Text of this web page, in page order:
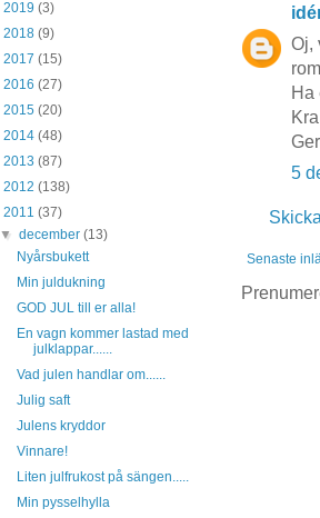
Oj,
Ha
5
Senaste
2019 (3)
2018 (9)
2017 (15)
2016 (27)
2015 (20)
2014 (48)
2013 (87)
2012 (138)
2011 (37)
▼december(13)
Nyårsbukett
Min juldukning
GOD JUL till er alla!
En vagn kommer lastad med
julklappar......
Vad julen handlar om......
Julig saft
Julens kryddor
Vinnare!
Liten julfrukost på sängen.....
Min pysselhylla